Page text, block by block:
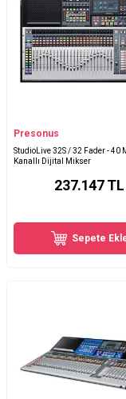
Presonus
StudioLive 32S / 32 Fader - 40
Kanallı Dijital Mikser
237.147TL
Sepete